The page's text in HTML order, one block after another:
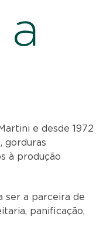
e desde 1972
gorduras
à produção
ser a parceira de
panificação,